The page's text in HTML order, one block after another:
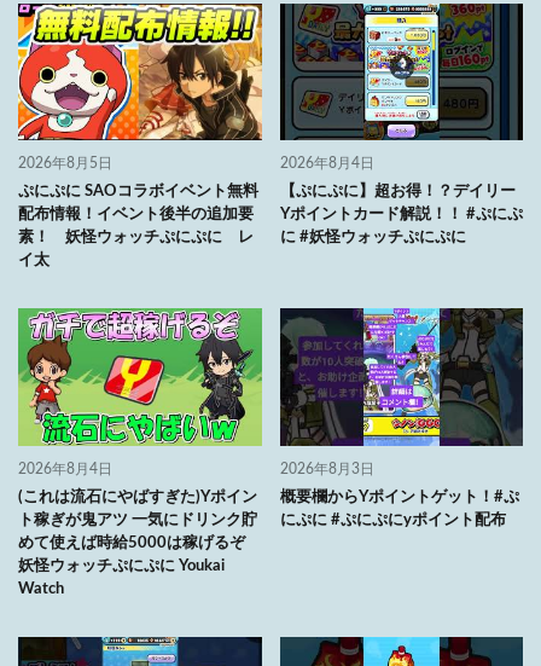
2026年8月5日
ぷにぷに SAOコラボイベント無料
配布情報！イベント後半の追加要
素！ 妖怪ウォッチぷにぷに レ
イ太
2026年8月4日
【ぷにぷに】超お得！？デイリー
Yポイントカード解説！！ #ぷにぷ
に #妖怪ウォッチぷにぷに
2026年8月4日
(これは流石にやばすぎた)Yポイン
ト稼ぎが鬼アツ 一気にドリンク貯
めて使えば時給5000は稼げるぞ
妖怪ウォッチぷにぷに Youkai
Watch
2026年8月3日
概要欄からYポイントゲット！#ぷ
にぷに #ぷにぷにyポイント配布